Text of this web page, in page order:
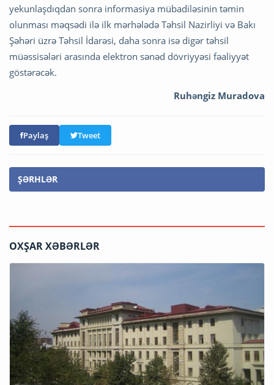
yekunlaşdıqdan sonra informasiya mübadiləsinin təmin
olunması məqsədi ilə ilk mərhələdə Təhsil Nazirliyi və Bakı
Şəhəri üzrə Təhsil İdarəsi, daha sonra isə digər təhsil
müəssisələri arasında elektron sənəd dövriyyəsi fəaliyyət
göstərəcək.
Ruhəngiz Muradova
Paylaş Tweet
ŞƏRHLƏR
OXŞAR XƏBƏRLƏR